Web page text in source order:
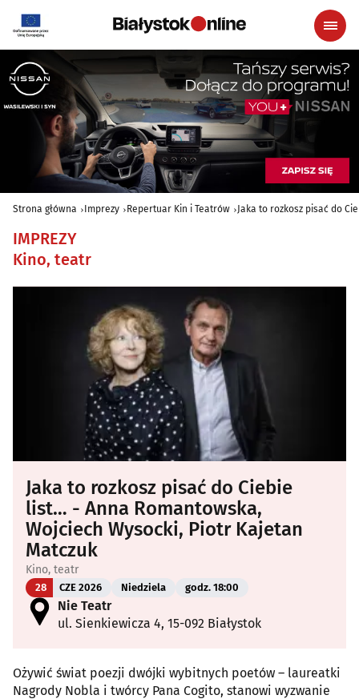
Strona główna Imprezy Repertuar Kin i Teatrów Jaka to rozkosz pisać do
IMPREZY
Kino, teatr
Jaka to rozkosz pisać do Ciebie
list… - Anna Romantowska,
Wojciech Wysocki, Piotr Kajetan
Matczuk
Kino, teatr
28 CZE 2026 Niedziela godz. 18:00
Nie Teatr
ul. Sienkiewicza 4, 15-092 Białystok
Ożywić świat poezji dwójki wybitnych poetów – laureatki
Nagrody Nobla i twórcy Pana Cogito, stanowi wyzwanie